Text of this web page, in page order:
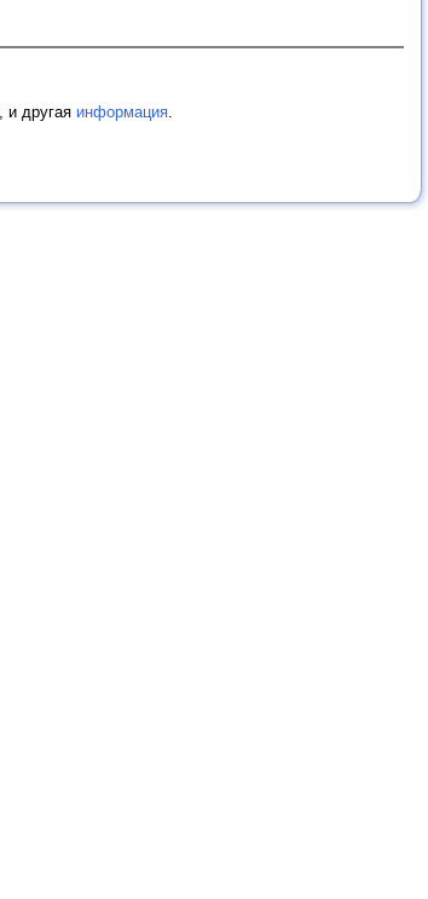
, и другая информация